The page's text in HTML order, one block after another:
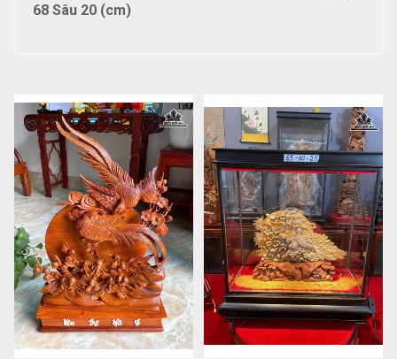
68 Sâu 20 (cm)